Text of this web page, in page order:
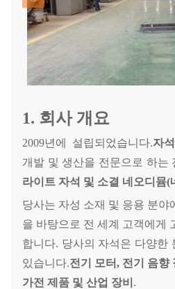
1. 회사 개요
2009년에 설립되었습니다.자
개발 및 생산을 전문으로 하는
라이트 자석 및 소결 네오디뮴(
당사는 자성 소재 및 응용 분야
을 바탕으로 전 세계 고객에게
합니다. 당사의 자석은 다양한
있습니다.전기 모터, 전기 음향
가전 제품 및 산업 장비 .